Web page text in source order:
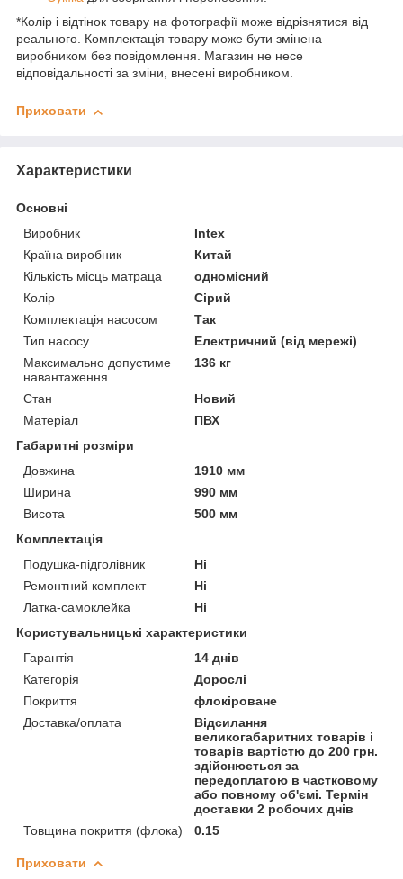
*Колір і відтінок товару на фотографії може відрізнятися від
реального. Комплектація товару може бути змінена
виробником без повідомлення. Магазин не несе
відповідальності за зміни, внесені виробником.
Приховати
Характеристики
Основні
Виробник
Intex
Країна виробник
Китай
Кількість місць матраца
одномісний
Колір
Сірий
Комплектація насосом
Так
Тип насосу
Електричний (від мережі)
Максимально допустиме
навантаження
136 кг
Стан
Новий
Матеріал
ПВХ
Габаритні розміри
Довжина
1910 мм
Ширина
990 мм
Висота
500 мм
Комплектація
Подушка-підголівник
Ні
Ремонтний комплект
Ні
Латка-самоклейка
Ні
Користувальницькі характеристики
Гарантія
14 днів
Категорія
Дорослі
Покриття
флокіроване
Доставка/оплата
Відсилання
великогабаритних товарів і
товарів вартістю до 200 грн.
здійснюється за
передоплатою в частковому
або повному об'ємі. Термін
доставки 2 робочих днів
Товщина покриття (флока)
0.15
Приховати